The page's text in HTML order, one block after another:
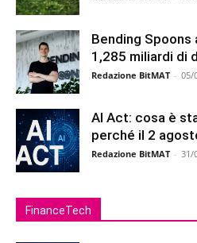
Bending
1,285 miliardi di
Redazione BitMAT - 05/
AI Act: cosa è
perché il 2
Redazione BitMAT - 31/
FinanceTech